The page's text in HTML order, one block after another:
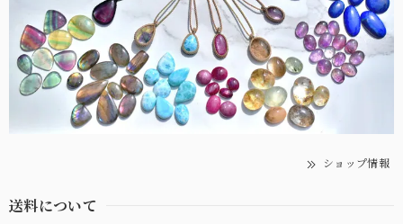
ショップ情報
送料について